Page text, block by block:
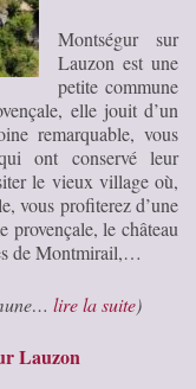
Montségur sur
Lauzon est une
petite commune
elle jouit d’un
remarquable, vous
ont conservé leur
le vieux village où,
vous profiterez d’une
provençale, le château
de Montmirail,…
lire la suite)
Lauzon